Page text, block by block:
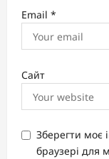
Email *
Сайт
Зберегти моє
браузері для